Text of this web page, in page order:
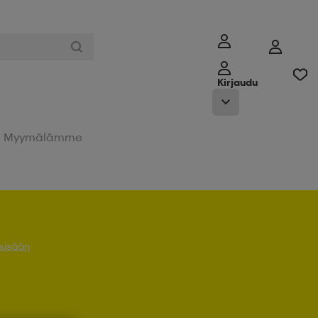
Kirjaudu
Myymälämme